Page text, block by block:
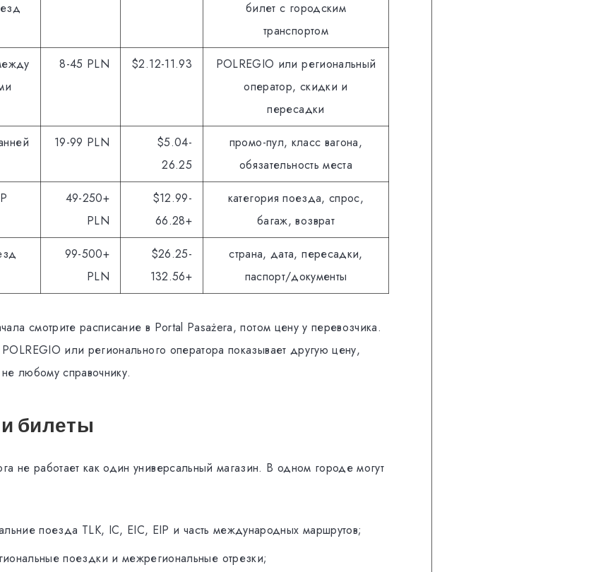
билет с городским
транспортом
8-45 PLN $2.12-11.93
POLREGIO или региональный
оператор, скидки и
пересадки
19-99 PLN
$5.04-
26.25
промо-пул, класс вагона,
обязательность места
49-250+
PLN
$12.99-
66.28+
категория поезда, спрос,
багаж, возврат
99-500+
PLN
$26.25-
132.56+
страна, дата, пересадки,
паспорт/документы
смотрите расписание в Portal Pasażera, потом цену у перевозчика.
или регионального оператора показывает другую цену,
любому справочнику.
билеты
не работает как один универсальный магазин. В одном городе могут
поезда TLK, IC, EIC, EIP и часть международных маршрутов;
поездки и межрегиональные отрезки;